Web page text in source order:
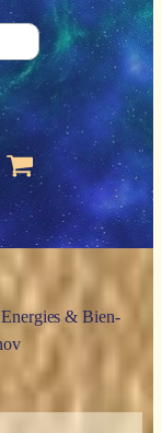
Energies & Bien-